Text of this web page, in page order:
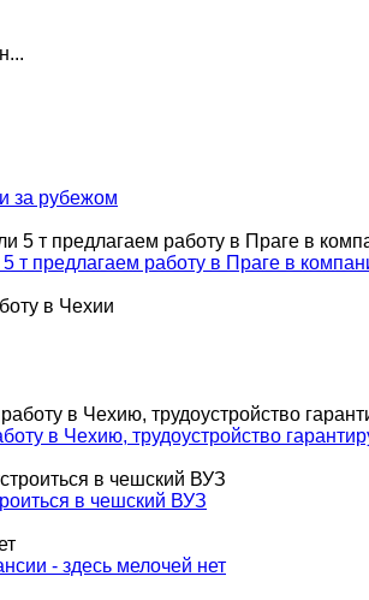
за рубежом
т предлагаем работу в Праге в
в Чехию, трудоустройство
в чешский ВУЗ
- здесь мелочей нет